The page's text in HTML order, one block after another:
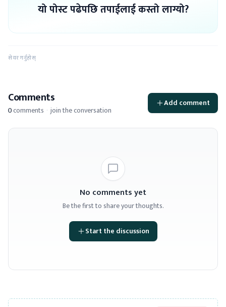
यो पोस्ट पढेपछि तपाईलाई कस्तो लाग्यो?
सेयर गर्नुहोस्
Comments
0comments · join the conversation
Add comment
No comments yet
Be the first to share your thoughts.
Start the discussion